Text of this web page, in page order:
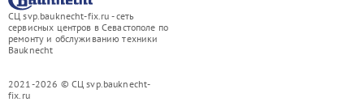
СЦ svp.bauknecht-fix.ru - сеть
сервисных центров в Севастополе по
ремонту и обслуживанию техники
Bauknecht
2021-2026 © СЦ svp.bauknecht-
fix.ru